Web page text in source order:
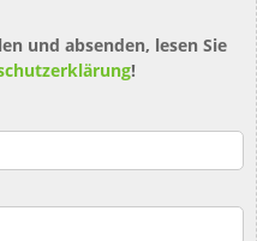
und absenden, lesen Sie
!